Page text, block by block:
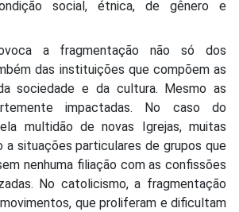
social, étnica, de gênero e
a fragmentação não só dos
das instituições que compõem as
sociedade e da cultura. Mesmo as
impactadas. No caso do
multidão de novas Igrejas, muitas
a situações particulares de grupos que
nenhuma filiação com as confissões
No catolicismo, a fragmentação
que proliferam e dificultam